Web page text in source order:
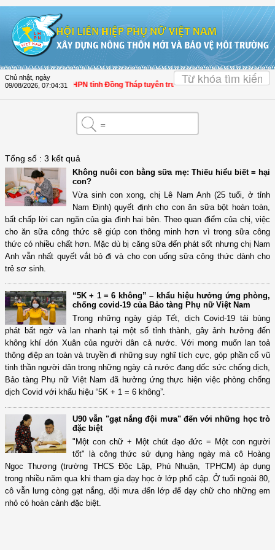
Chủ nhật, ngày
09/08/2026 07:04:31
Hội LHPN tỉnh Đồng Tháp tuyên truyền, hướng dẫn, triển khai
Tổng số : 3 kết quả
Không nuôi con bằng sữa mẹ: Thiếu hiểu biết = hại
con?
Vừa sinh con xong, chị Lê Nam Anh (25 tuổi, ở tỉnh
Nam Định) quyết định cho con ăn sữa bột hoàn toàn,
bất chấp lời can ngăn của gia đình hai bên. Theo quan điểm của chị, việc
cho ăn sữa công thức sẽ giúp con thông minh hơn vì trong sữa công
thức có nhiều chất hơn. Mặc dù bị căng sữa đến phát sốt nhưng chị Nam
Anh vẫn nhất quyết vắt bỏ đi và cho con uống sữa công thức dành cho
trẻ sơ sinh.
“5K + 1 = 6 không” – khẩu hiệu hưởng ứng phòng,
chống covid-19 của Bảo tàng Phụ nữ Việt Nam
Trong những ngày giáp Tết, dịch Covid-19 tái bùng
phát bất ngờ và lan nhanh tại một số tỉnh thành, gây ảnh hưởng đến
không khí đón Xuân của người dân cả nước. Với mong muốn lan toả
thông điệp an toàn và truyền đi những suy nghĩ tích cực, góp phần cổ vũ
tinh thần người dân trong những ngày cả nước đang dốc sức chống dịch,
Bảo tàng Phụ nữ Việt Nam đã hưởng ứng thực hiện việc phòng chống
dịch Covid với khẩu hiệu “5K + 1 = 6 không”.
U90 vẫn "gạt nắng đội mưa" đến với những học trò
đặc biệt
"Một con chữ + Một chút đạo đức = Một con người
tốt" là công thức sử dụng hàng ngày mà cô Hoàng
Ngọc Thương (trường THCS Độc Lập, Phú Nhuận, TPHCM) áp dụng
trong nhiều năm qua khi tham gia dạy học ở lớp phổ cập. Ở tuổi ngoài 80,
cô vẫn lưng còng gạt nắng, đội mưa đến lớp để dạy chữ cho những em
nhỏ có hoàn cảnh đặc biệt.